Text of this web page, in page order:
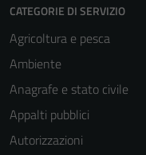
CATEGORIE DI SERVIZIO
Agricoltura e pesca
Ambiente
Anagrafe e stato civile
Appalti pubblici
Autorizzazioni